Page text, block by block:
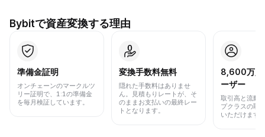
Bybitで資産変換する理由
準備金証明
オンチェーンのマークルツ
リー証明で、1:1の準備金
を毎月検証しています。
変換手数料無料
隠れた手数料はありませ
ん。見積もりレートが、そ
のままお支払いの最終レー
トとなります。
8,600万人
ーザー
取引高と流動
プクラスの取
いただけます